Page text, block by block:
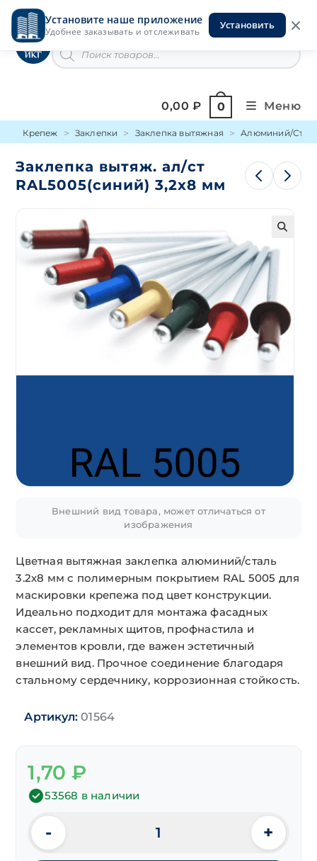
Установите наше приложение
Удобнее заказывать и отслеживать
Установить
Перейти
содержимомуИнструменты на Горской
товаров
0,00₽ 0 Меню
Крепеж Заклепки Заклепка вытяжная Алюминий/
Заклепка вытяж. ал/ст
RAL5005(синий) 3,2х8 мм
Внешний вид товара, может отличаться от
изображения
Цветная вытяжная заклепка алюминий/сталь
3.2х8 мм с полимерным покрытием RAL 5005 для
маскировки крепежа под цвет конструкции.
Идеально подходит для монтажа фасадных
кассет, рекламных щитов, профнастила и
элементов кровли, где важен эстетичный
внешний вид. Прочное соединение благодаря
стальному сердечнику, коррозионная стойкость.
Артикул: 01564
1,70₽
53568 в наличии
Количество
товара
- +